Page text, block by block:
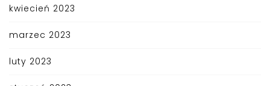
kwiecień 2023
marzec 2023
luty 2023